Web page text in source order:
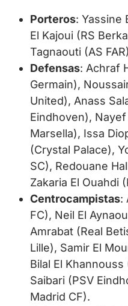
Porteros: Yassine
El Kajoui (RS
Tagnaouti (AS
Defensas: Achraf
Germain),
United), Anass
Eindhoven),
Marsella), Issa
(Crystal Palace),
SC), Redouane
Zakaria El Ouahdi
Centrocampistas:
FC), Neil El
Amrabat (Real
Lille), Samir El
Bilal El
Saibari (PSV
Madrid CF).